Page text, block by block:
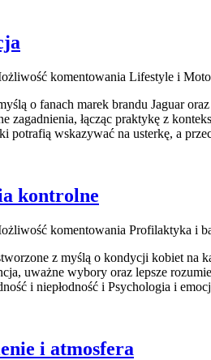
komentowania Lifestyle i
o fanach marek brandu Jaguar
zagadnienia, łącząc praktykę z
potrafią wskazywać na usterkę, a
kontrolne
komentowania Profilaktyka i
z myślą o kondycji kobiet na
uważne wybory oraz lepsze
i niepłodność i Psychologia i
i atmosfera